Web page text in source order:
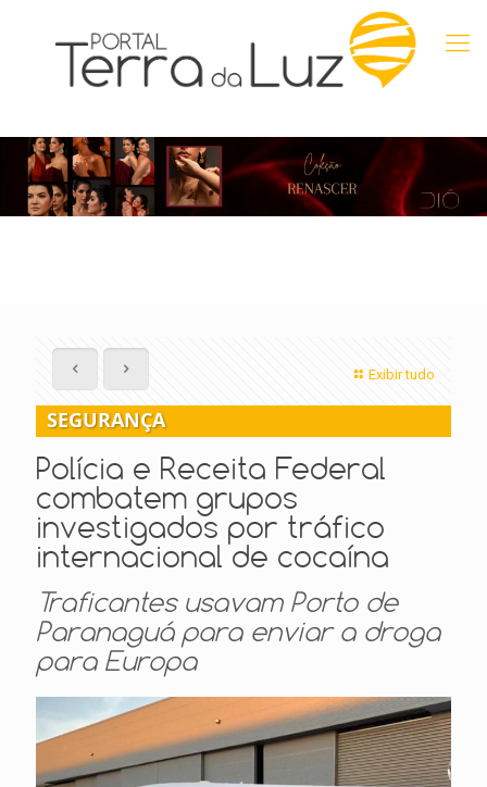
Exibir tudo
SEGURANÇA
Polícia e Receita Federal
combatem grupos
investigados por tráfico
internacional de cocaína
Traficantes usavam Porto de
Paranaguá para enviar a droga
para Europa